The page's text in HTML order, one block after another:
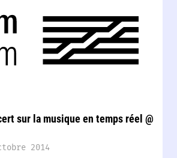
sur la musique en temps réel @
2014